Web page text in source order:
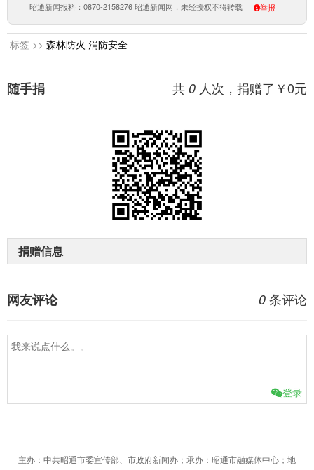
昭通新闻报料：0870-2158276 昭通新闻网，未经授权不得转载 举报
标签 >> 森林防火 消防安全
共 0 人次，捐赠了￥0元
随手捐
捐赠信息
0 条评论
网友评论
登录
主办：中共昭通市委宣传部、市政府新闻办；承办：昭通市融媒体中心；地